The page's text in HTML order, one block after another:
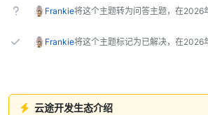
Frankie将这个主题转为问答主题，在2026
Frankie将这个主题标记为已解决，在2026
云途开发生态介绍